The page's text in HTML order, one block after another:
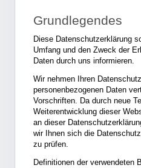
Grundlegendes
Diese Datenschutzerklärung
Umfang und den Zweck der
Daten durch uns informieren.
Wir nehmen Ihren
personenbezogenen Daten
Vorschriften. Da durch neue
Weiterentwicklung dieser
an dieser
wir Ihnen sich die
zu prüfen.
Definitionen der verwendeten